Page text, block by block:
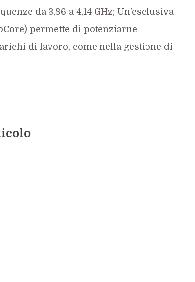
da 3,86 a 4,14 GHz; Un’esclusiva
permette di potenziarne
di lavoro, come nella gestione di